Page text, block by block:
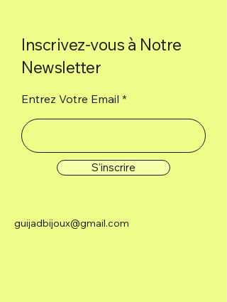
Inscrivez-vous à Notre
Newsletter
Entrez Votre Email
S'inscrire
guijadbijoux@gmail.com